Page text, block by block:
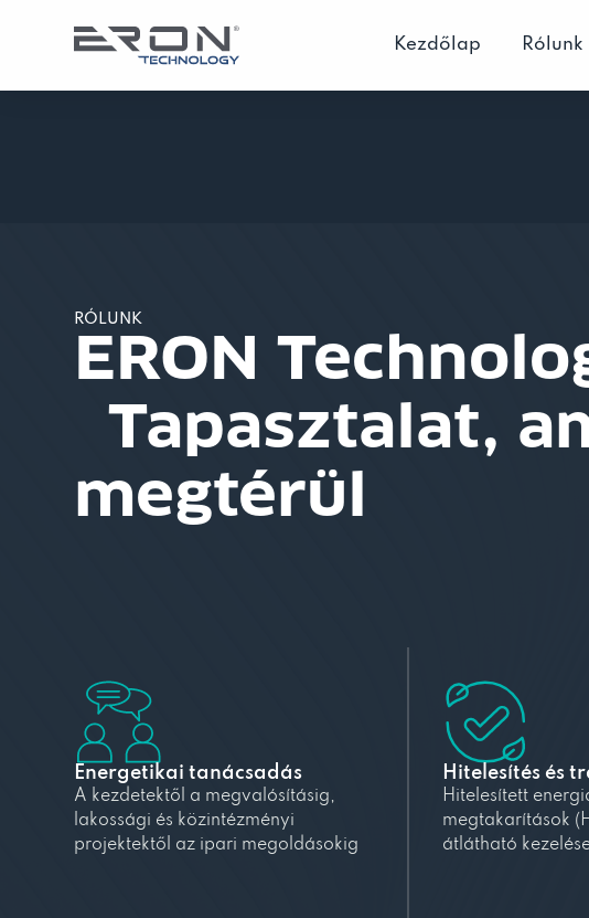
Kezdőlap Rólunk
RÓLUNK
ERON
Tapasztalat,
megtérül
Energetikai tanácsadás
A kezdetektől a megvalósításig,
lakossági és közintézményi
projektektől az ipari megoldásokig
Hitelesítés és
Hitelesített
megtakarítások
átlátható